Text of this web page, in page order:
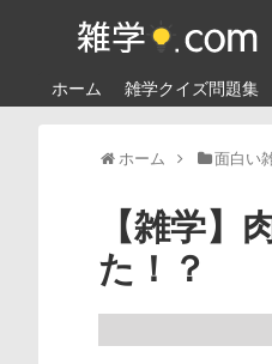
ホーム 雑学クイズ問題集
ホーム 面白い
【雑学
た！？